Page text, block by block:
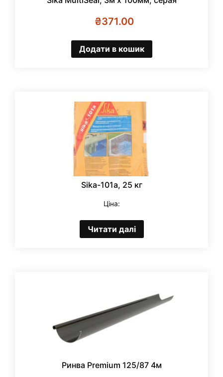
₴371.00
Додати в кошик
Sika-101a, 25 кг
Ціна:
Читати далі
Ринва Premium 125/87 4м